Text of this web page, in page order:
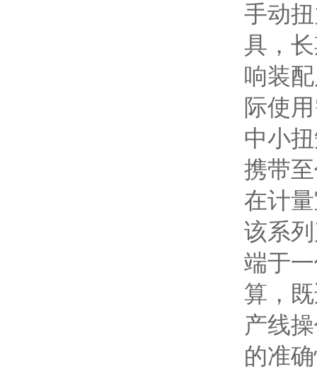
手动
具，
响装
际使
中小
携带
在计
该系
端于
算，
产线
的准